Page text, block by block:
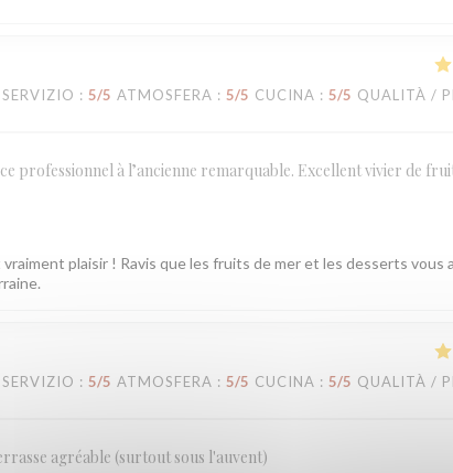
SERVIZIO : 5/5 ATMOSFERA : 5/5 CUCINA : 5/5 QUALITÀ /
professionnel à l’ancienne remarquable. Excellent vivier de
plaisir ! Ravis que les fruits de mer et les desserts vous
SERVIZIO : 5/5 ATMOSFERA : 5/5 CUCINA : 5/5 QUALITÀ /
agréable (surtout sous l'auvent)